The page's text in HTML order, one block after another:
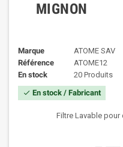
MIGNON
Marque
ATOME SAV
Référence
ATOME12
En stock
20 Produits
check En stock / Fabricant
Filtre Lavable pour